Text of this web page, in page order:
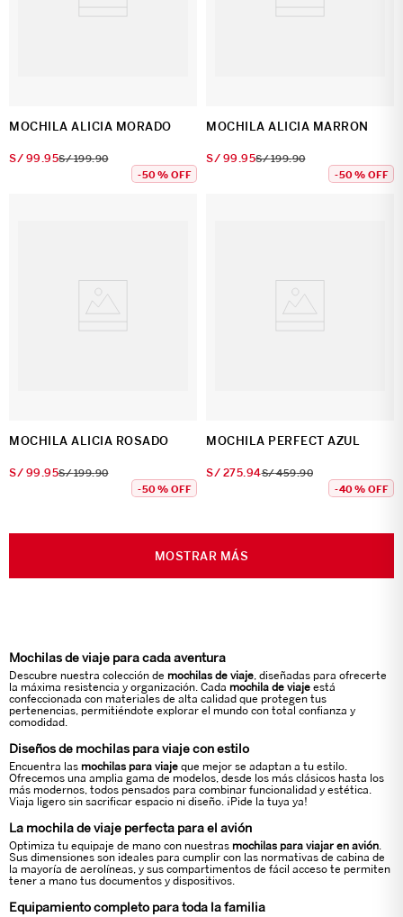
MOCHILA ALICIA MORADO
S/ 99.95S/199.90
-50 % OFF
MOCHILA ALICIA MARRON
S/ 99.95S/199.90
-50 % OFF
MOCHILA ALICIA ROSADO
S/ 99.95S/199.90
-50 % OFF
MOCHILA PERFECT AZUL
S/ 275.94S/459.90
-40 % OFF
MOSTRAR MÁS
Mochilas de viaje para cada aventura
Descubre nuestra colección de mochilas de viaje, diseñadas para ofrecerte
la máxima resistencia y organización. Cada mochila de viaje está
confeccionada con materiales de alta calidad que protegen tus
pertenencias, permitiéndote explorar el mundo con total confianza y
comodidad.
Diseños de mochilas para viaje con estilo
Encuentra las mochilas para viaje que mejor se adaptan a tu estilo.
Ofrecemos una amplia gama de modelos, desde los más clásicos hasta los
más modernos, todos pensados para combinar funcionalidad y estética.
Viaja ligero sin sacrificar espacio ni diseño. ¡Pide la tuya ya!
La mochila de viaje perfecta para el avión
Optimiza tu equipaje de mano con nuestras mochilas para viajar en avión.
Sus dimensiones son ideales para cumplir con las normativas de cabina de
la mayoría de aerolíneas, y sus compartimentos de fácil acceso te permiten
tener a mano tus documentos y dispositivos.
Equipamiento completo para toda la familia